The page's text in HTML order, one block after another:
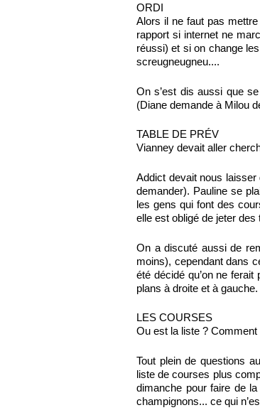
ORDI
Alors il ne faut pas mettre
rapport si internet ne
réussi) et si on change
screugneugneu....
On s’est dis aussi que
(Diane demande à Milou
TABLE DE PRÉV
Vianney devait aller
Addict devait nous
demander). Pauline se
les gens qui font des
elle est obligé de jeter
On a discuté aussi de
moins), cependant dans
été décidé qu’on ne
plans à droite et à gauche.
LES COURSES
Ou est la liste ?
Tout plein de questions
liste de courses plus
dimanche pour faire de
champignons... ce qui